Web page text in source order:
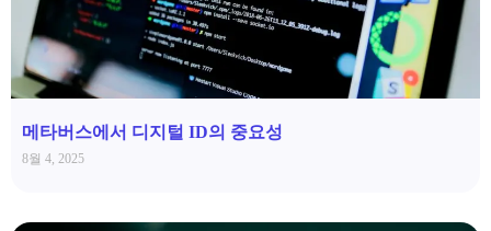
메타버스에서 디지털 ID의 중요성
8월 4, 2025